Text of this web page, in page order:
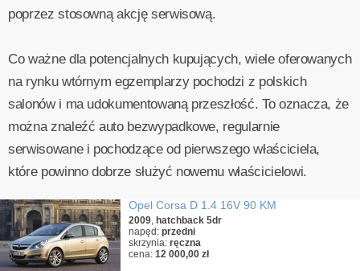
poprzez stosowną akcję serwisową.
Co ważne dla potencjalnych kupujących, wiele oferowanych
na rynku wtórnym egzemplarzy pochodzi z polskich
salonów i ma udokumentowaną przeszłość. To oznacza, że
można znaleźć auto bezwypadkowe, regularnie
serwisowane i pochodzące od pierwszego właściciela,
które powinno dobrze służyć nowemu właścicielowi.
Opel Corsa D 1.4 16V 90 KM
2009, hatchback 5dr
napęd: przedni
skrzynia: ręczna
cena: 12 000,00 zł